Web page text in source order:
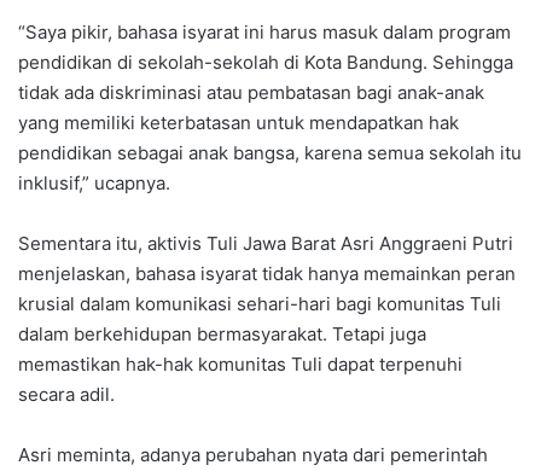
“Saya pikir, bahasa isyarat ini harus masuk dalam program
pendidikan di sekolah-sekolah di Kota Bandung. Sehingga
tidak ada diskriminasi atau pembatasan bagi anak-anak
yang memiliki keterbatasan untuk mendapatkan hak
pendidikan sebagai anak bangsa, karena semua sekolah itu
inklusif,” ucapnya.
Sementara itu, aktivis Tuli Jawa Barat Asri Anggraeni Putri
menjelaskan, bahasa isyarat tidak hanya memainkan peran
krusial dalam komunikasi sehari-hari bagi komunitas Tuli
dalam berkehidupan bermasyarakat. Tetapi juga
memastikan hak-hak komunitas Tuli dapat terpenuhi
secara adil.
Asri meminta, adanya perubahan nyata dari pemerintah